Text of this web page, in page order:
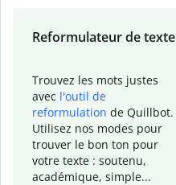
Reformulateur de texte
Trouvez les mots justes
avec l'outil de
reformulation de Quillbot.
Utilisez nos modes pour
trouver le bon ton pour
votre texte : soutenu,
académique, simple...